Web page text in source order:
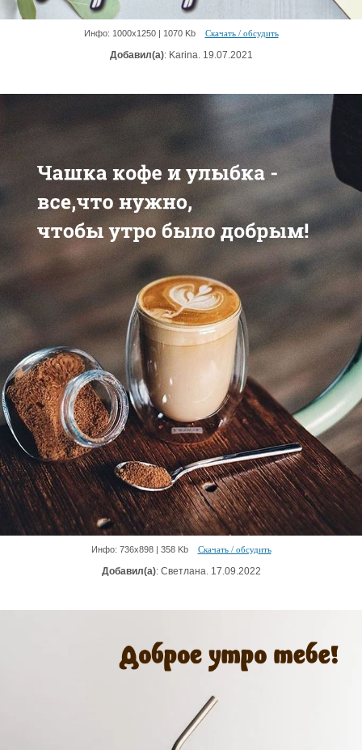
Инфо: 1000х1250 | 1070 Kb Скачать / обсудить
Добавил(а): Karina. 19.07.2021
Инфо: 736х898 | 358 Kb Скачать / обсудить
Добавил(а): Светлана. 17.09.2022